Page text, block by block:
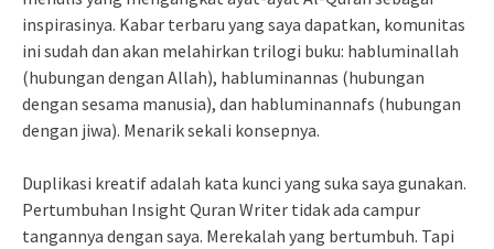
inspirasinya. Kabar terbaru yang saya dapatkan, komunitas
ini sudah dan akan melahirkan trilogi buku: habluminallah
(hubungan dengan Allah), habluminannas (hubungan
dengan sesama manusia), dan habluminannafs (hubungan
dengan jiwa). Menarik sekali konsepnya.
Duplikasi kreatif adalah kata kunci yang suka saya gunakan.
Pertumbuhan Insight Quran Writer tidak ada campur
tangannya dengan saya. Merekalah yang bertumbuh. Tapi